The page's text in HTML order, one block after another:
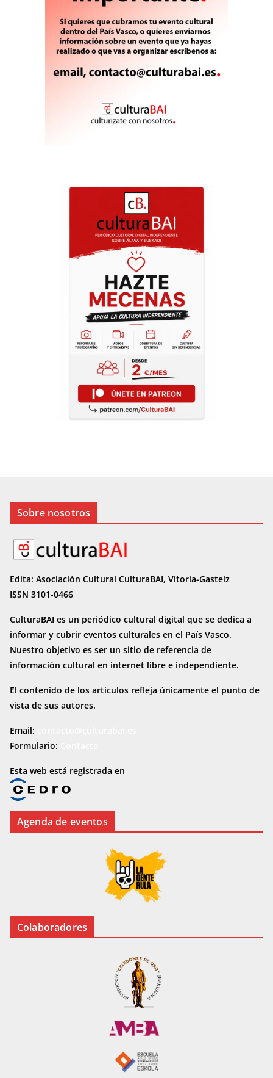
Sobre nosotros
Edita: Asociación Cultural CulturaBAI, Vitoria-Gasteiz
ISSN 3101-0466
CulturaBAI es un periódico cultural digital que se dedica a
informar y cubrir eventos culturales en el País Vasco.
Nuestro objetivo es ser un sitio de referencia de
información cultural en internet libre e independiente.
El contenido de los artículos refleja únicamente el punto de
vista de sus autores.
Email:
Formulario:
Esta web está registrada en
Agenda de eventos
Colaboradores